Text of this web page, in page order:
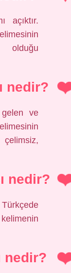
açıktır.
nedir?
gelen ve
çelimsiz,
nedir?
nedir?